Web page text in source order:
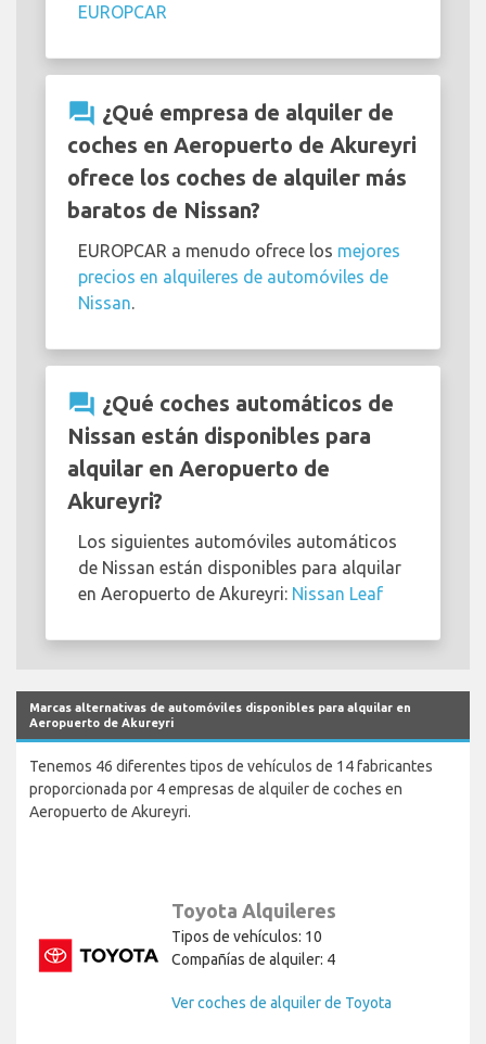
EUROPCAR
question_answer ¿Qué empresa de alquiler de
coches en Aeropuerto de Akureyri
ofrece los coches de alquiler más
baratos de Nissan?
EUROPCAR a menudo ofrece los mejores
precios en alquileres de automóviles de
Nissan
question_answer ¿Qué coches automáticos de
Nissan están disponibles para
alquilar en Aeropuerto de
Akureyri?
Los siguientes automóviles automáticos
de Nissan están disponibles para alquilar
en Aeropuerto de Akureyri: Nissan Leaf
Marcas alternativas de automóviles disponibles para alquilar en
Aeropuerto de Akureyri
Tenemos 46 diferentes tipos de vehículos de 14 fabricantes
proporcionada por 4 empresas de alquiler de coches en
Aeropuerto de Akureyri.
Toyota Alquileres
Tipos de vehículos: 10
Compañías de alquiler: 4
Ver coches de alquiler de Toyota